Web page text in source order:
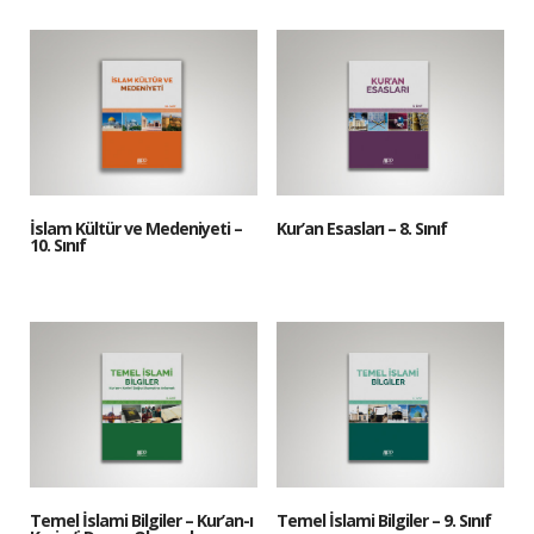
İslam Kültür ve Medeniyeti –
10. Sınıf
Kur’an Esasları – 8. Sınıf
Temel İslami Bilgiler – Kur’an-ı Temel İslami Bilgiler – 9. Sınıf